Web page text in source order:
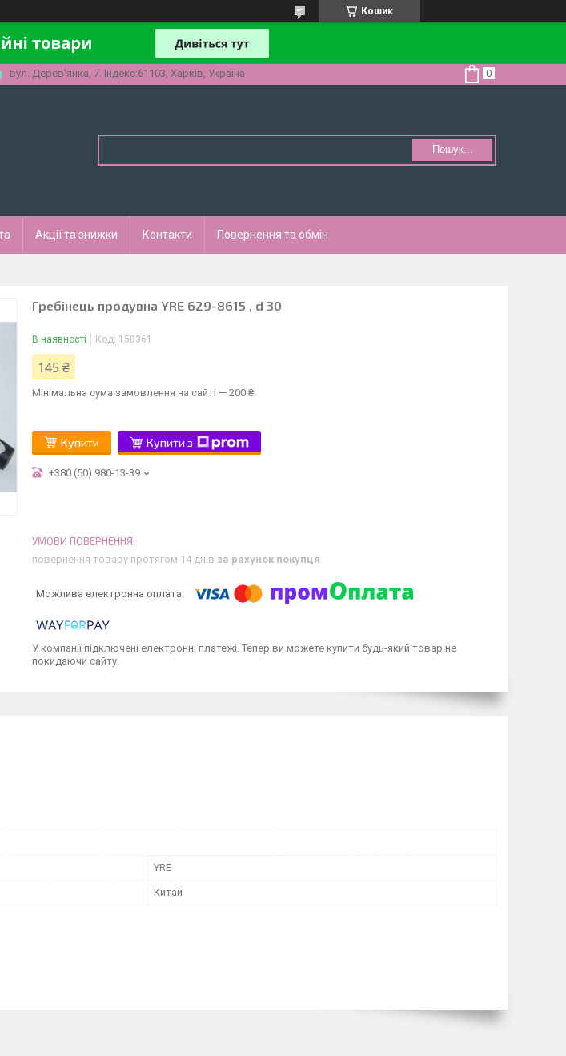
Кошик
вул. Дерев'янка, 7. Індекс:61103, Харків, Україна
Пошук...
Акції та знижки Контакти Повернення та обмін
Гребінець продувна YRE 629-8615 , d 30
В наявності Код: 158361
145 ₴
Мінімальна сума замовлення на сайті — 200 ₴
Купити Купити з
+380 (50) 980-13-39
повернення товару протягом 14 днів за рахунок покупця
У компанії підключені електронні платежі. Тепер ви можете купити будь-який товар не
покидаючи сайту.
YRE
Китай